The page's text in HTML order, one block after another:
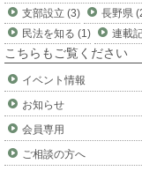
支部設立 (3)
長野県
民法を知る (1)
連載
こちらもご覧ください
イベント情報
お知らせ
会員専用
ご相談の方へ